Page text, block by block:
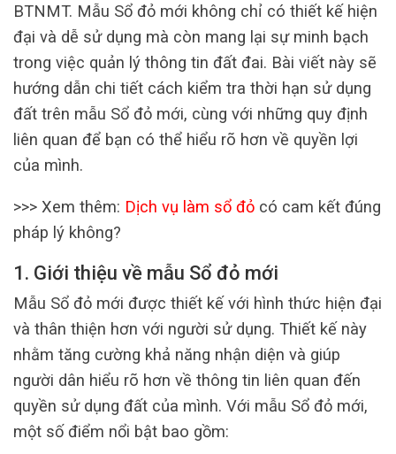
BTNMT. Mẫu Sổ đỏ mới không chỉ có thiết kế hiện
đại và dễ sử dụng mà còn mang lại sự minh bạch
trong việc quản lý thông tin đất đai. Bài viết này sẽ
hướng dẫn chi tiết cách kiểm tra thời hạn sử dụng
đất trên mẫu Sổ đỏ mới, cùng với những quy định
liên quan để bạn có thể hiểu rõ hơn về quyền lợi
của mình.
>>> Xem thêm: Dịch vụ làm sổ đỏ có cam kết đúng
pháp lý không?
1. Giới thiệu về mẫu Sổ đỏ mới
Mẫu Sổ đỏ mới được thiết kế với hình thức hiện đại
và thân thiện hơn với người sử dụng. Thiết kế này
nhằm tăng cường khả năng nhận diện và giúp
người dân hiểu rõ hơn về thông tin liên quan đến
quyền sử dụng đất của mình. Với mẫu Sổ đỏ mới,
một số điểm nổi bật bao gồm: